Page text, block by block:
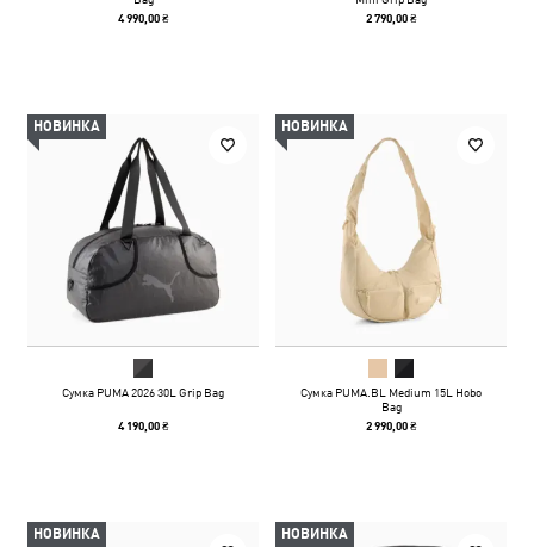
4 990,00 ₴ 2 790,00 ₴
НОВИНКА
Сумка PUMA 2026 30L Grip Bag
4 190,00 ₴
НОВИНКА
Сумка PUMA.BL Medium 15L Hobo
Bag
2 990,00 ₴
НОВИНКА НОВИНКА